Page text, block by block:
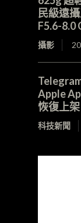
民級遠
F5.6-8.0
攝影
Apple
恢復上架
科技新聞